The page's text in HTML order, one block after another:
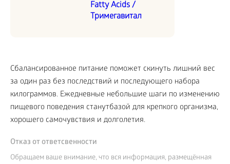
Fatty Acids /
Тримегавитал
Сбалансированное питание поможет скинуть лишний вес
за один раз без последствий и последующего набора
килограммов. Ежедневные небольшие шаги по изменению
пищевого поведения станутбазой для крепкого организма,
хорошего самочувствия и долголетия.
Отказ от ответсвенности
Обращаем ваше внимание, что вся информация, размещённая